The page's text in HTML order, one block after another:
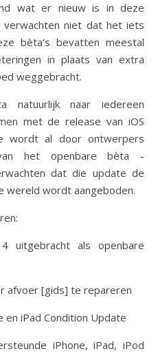
wat er nieuw is in deze
verwachten niet dat het iets
bèta’s bevatten meestal
in plaats van extra
weggebracht.
natuurlijk naar iedereen
met de release van iOS
wordt al door ontwerpers
het openbare bèta -
dat die update de
wereld wordt aangeboden.
uitgebracht als openbare
afvoer [gids] te repareren
en iPad Condition Update
iPhone, iPad, iPod